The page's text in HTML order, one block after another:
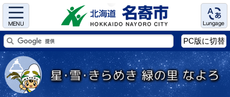
Menu Language
PC版に切替